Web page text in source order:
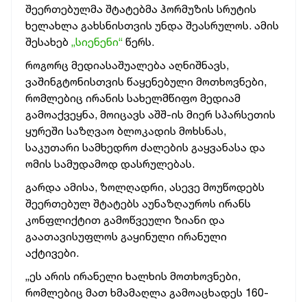
შეერთებულმა შტატებმა ჰორმუზის სრუტის
ხელახლა გახსნისთვის უნდა შეასრულოს. ამის
შესახებ „სიენენი“ წერს.
როგორც მედიასაშუალება აღნიშნავს,
ვაშინგტონისთვის წაყენებული მოთხოვნები,
რომლებიც ირანის სახელმწიფო მედიამ
გამოაქვეყნა, მოიცავს აშშ-ის მიერ სპარსეთის
ყურეში საზღვაო ბლოკადის მოხსნას,
საკუთარი სამხედრო ძალების გაყვანასა და
ომის სამუდამოდ დასრულებას.
გარდა ამისა, ზოლღადრი, ასევე მოუწოდებს
შეერთებულ შტატებს აუნაზღაუროს ირანს
კონფლიქტით გამოწვეული ზიანი და
გაათავისუფლოს გაყინული ირანული
აქტივები.
„ეს არის ირანელი ხალხის მოთხოვნები,
რომლებიც მათ ხმამაღლა გამოაცხადეს 160-